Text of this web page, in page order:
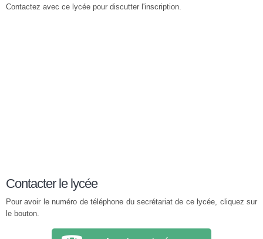
Contactez avec ce lycée pour discutter l'inscription.
Contacter le lycée
Pour avoir le numéro de téléphone du secrétariat de ce lycée, cliquez sur
le bouton.